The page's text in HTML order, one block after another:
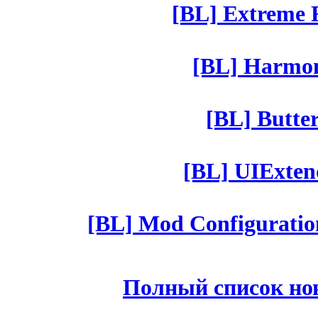
[BL] Extreme
[BL]
[BL]
[BL]
[BL] Mod
Полный список